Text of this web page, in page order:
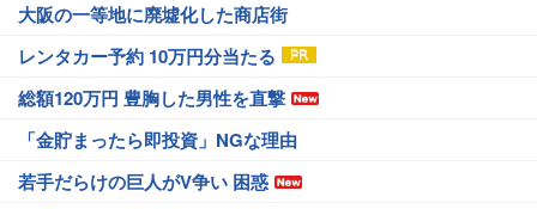
大阪の一等地に廃墟化した商店街
レンタカー予約 10万円分当たる
総額120万円 豊胸した男性を直撃
「金貯まったら即投資」NGな理由
若手だらけの巨人がV争い 困惑